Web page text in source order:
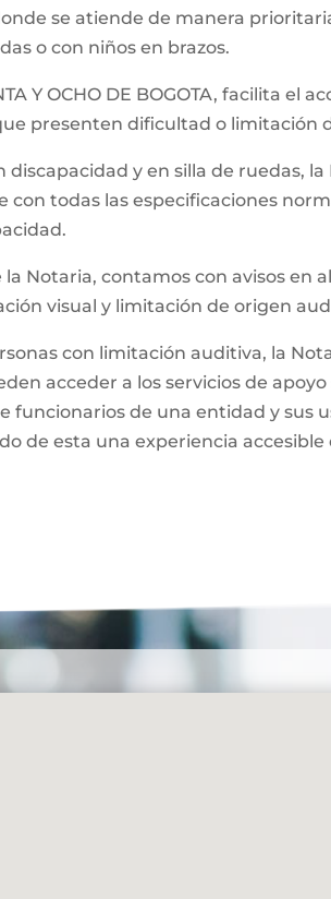
se atiende de manera
o con niños en brazos.
Y OCHO DE BOGOTA, facilita
presenten dificultad o limitación
y en silla de ruedas, la
con todas las especificaciones
la Notaria, contamos con avisos
visual y limitación de origen
con limitación auditiva, la
acceder a los servicios de
funcionarios de una entidad y sus
de esta una experiencia accesible